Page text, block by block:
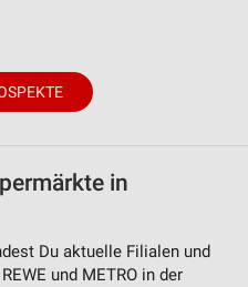
in
Du aktuelle Filialen und
und METRO in der